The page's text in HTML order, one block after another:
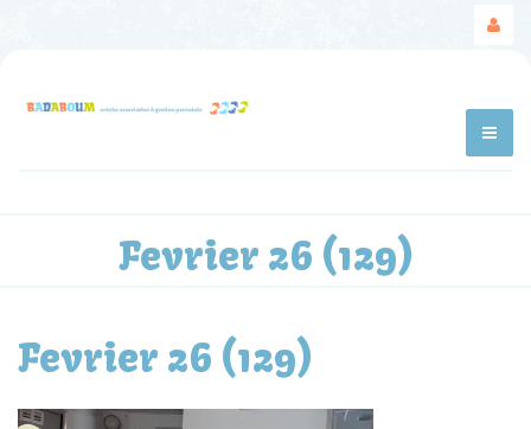
Fevrier 26 (129)
Fevrier 26 (129)